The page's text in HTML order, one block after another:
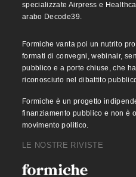
specializzate Airpress e
arabo Decode39.
Formiche vanta poi un nutrito
formati di convegni, webinair,
pubblico e a porte chiuse, che
riconosciuto nel dibattito
Formiche è un progetto
finanziamento pubblico e non è
movimento politico.
LE NOSTRE RIVISTE